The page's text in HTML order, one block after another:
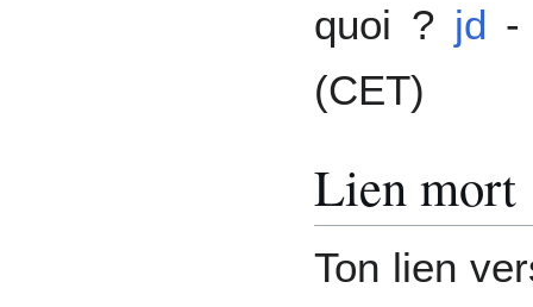
quoi ? jd
(CET)
Lien mort
Ton lien